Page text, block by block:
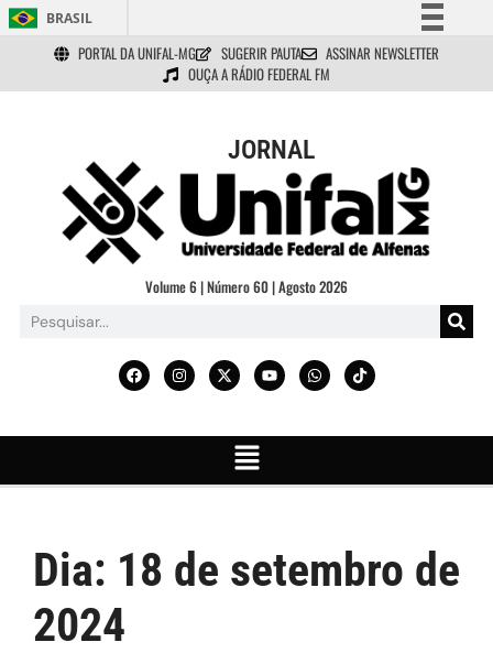
BRASIL
Simplifique!
Comunica BR
Acesso à informação
Legislação
Canais
PORTAL DA UNIFAL-MG SUGERIR PAUTA
ASSINAR NEWSLETTER
OUÇA A RÁDIO FEDERAL FM
JORNAL
Volume 6 | Número 60 | Agosto 2026
Dia: 18 de setembro de
2024